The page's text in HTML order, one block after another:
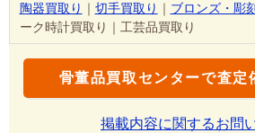
陶器買取り ｜ 切手買取り ｜ ブロンズ・彫
ーク時計買取り｜工芸品買取り
骨董品買取センターで査定
掲載内容に関するお問